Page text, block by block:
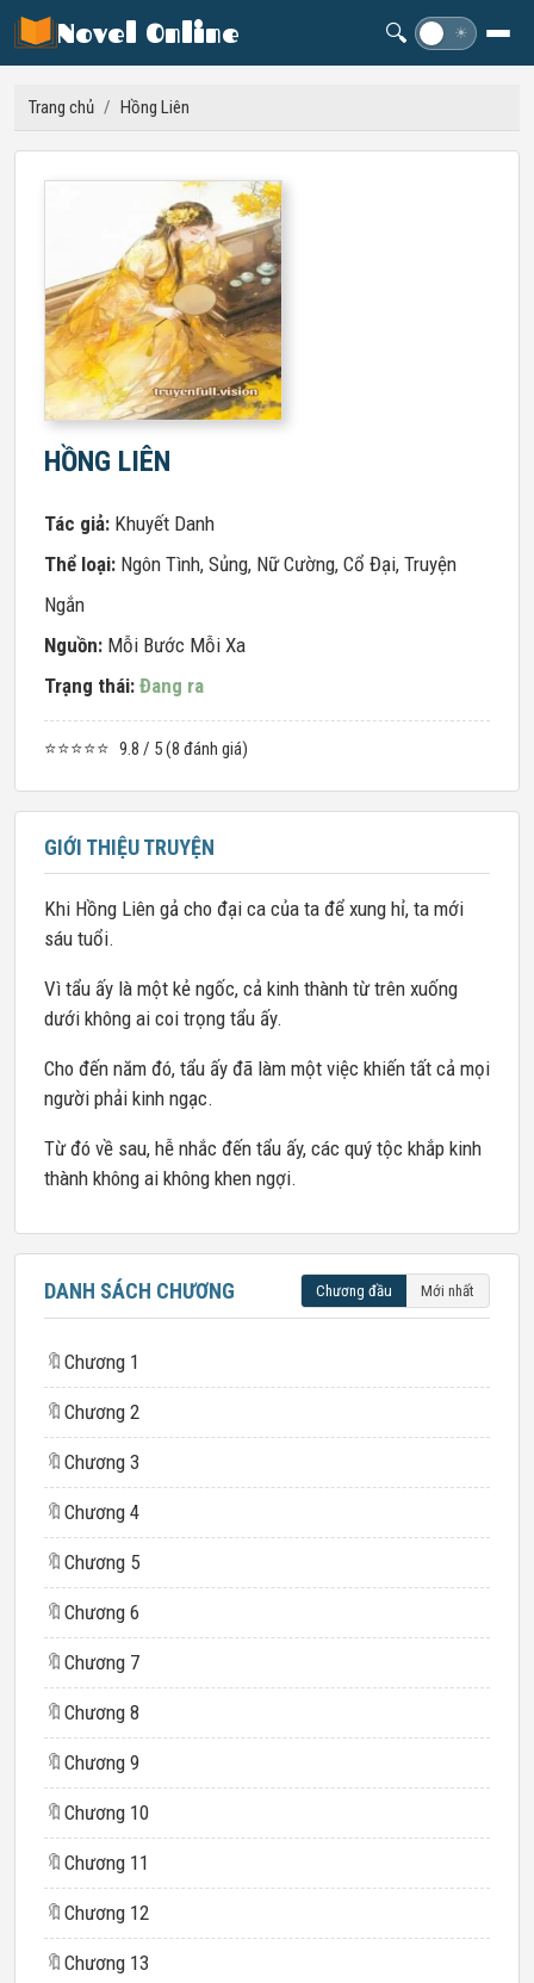
Novel Online 🔍 ☀
Trang chủ / Hồng Liên
HỒNG LIÊN
Tác giả: Khuyết Danh
Thể loại: Ngôn Tình, Sủng, Nữ Cường, Cổ Đại, Truyện
Ngắn
Nguồn: Mỗi Bước Mỗi Xa
Trạng thái: Đang ra
⭐⭐⭐⭐⭐ 9.8 / 5 (8 đánh giá)
GIỚI THIỆU TRUYỆN
Khi Hồng Liên gả cho đại ca của ta để xung hỉ, ta mới
sáu tuổi.
Vì tẩu ấy là một kẻ ngốc, cả kinh thành từ trên xuống
dưới không ai coi trọng tẩu ấy.
Cho đến năm đó, tẩu ấy đã làm một việc khiến tất cả mọi
người phải kinh ngạc.
Từ đó về sau, hễ nhắc đến tẩu ấy, các quý tộc khắp kinh
thành không ai không khen ngợi.
DANH SÁCH CHƯƠNG Chương đầu Mới nhất
🔖 Chương 1
🔖 Chương 2
🔖 Chương 3
🔖 Chương 4
🔖 Chương 5
🔖 Chương 6
🔖 Chương 7
🔖 Chương 8
🔖 Chương 9
🔖 Chương 10
🔖 Chương 11
🔖 Chương 12
🔖 Chương 13